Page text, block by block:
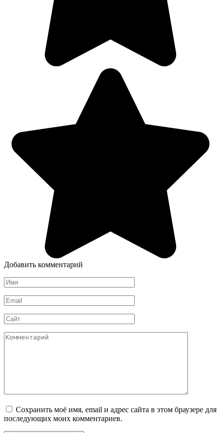
Добавить комментарий
Имя
*
Email
*
Сайт
Комментарий
Сохранить моё имя, email и адрес сайта в этом браузере для
последующих моих комментариев.